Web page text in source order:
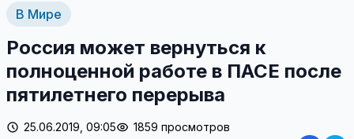
В Мире
Россия может вернуться к
полноценной работе в ПАСЕ после
пятилетнего перерыва
25.06.2019, 09:05
1859 просмотров